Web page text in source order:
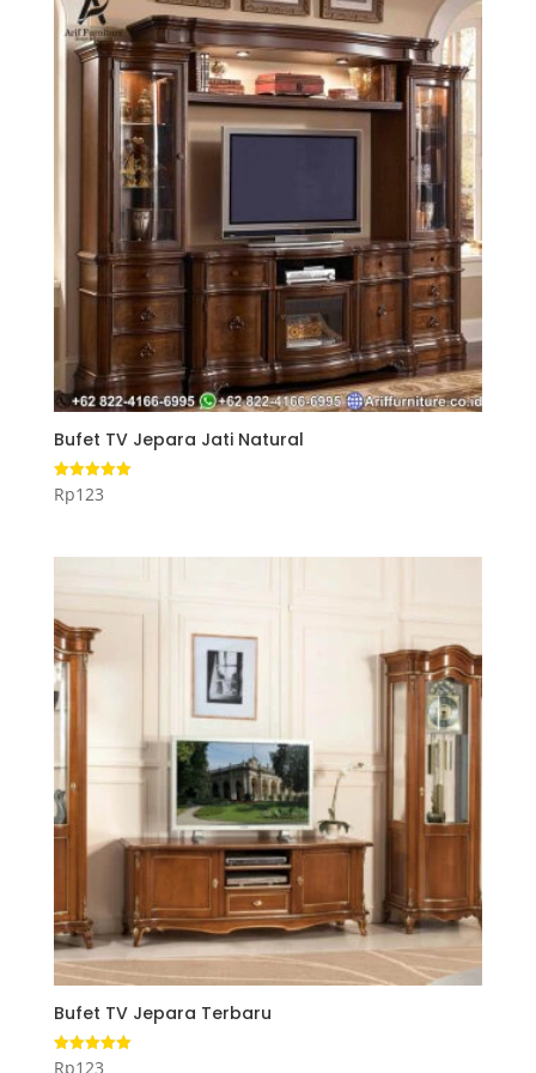
Bufet TV Jepara Jati Natural
Dinilai
5.00
Rp123
Bufet TV Jepara Terbaru
Dinilai
Rp123